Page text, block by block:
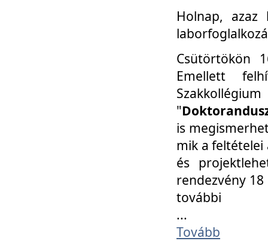
Holnap, azaz
Csütörtökön
Emellett
"
is
mik a feltételei
és
rendezvény
további
...
Tovább